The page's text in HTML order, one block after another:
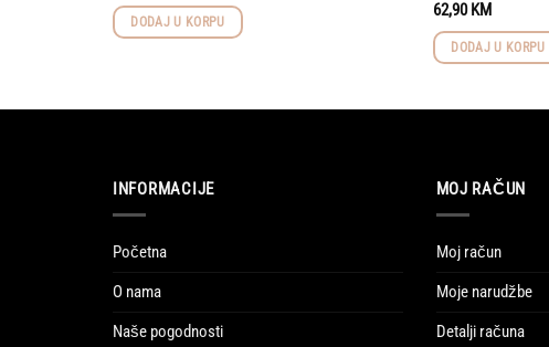
DODAJ U KORPU
62,90KM
DODAJ U KORPU
INFORMACIJE
Početna
O nama
Naše pogodnosti
MOJ RAČUN
Moj račun
Moje narudžbe
Detalji računa